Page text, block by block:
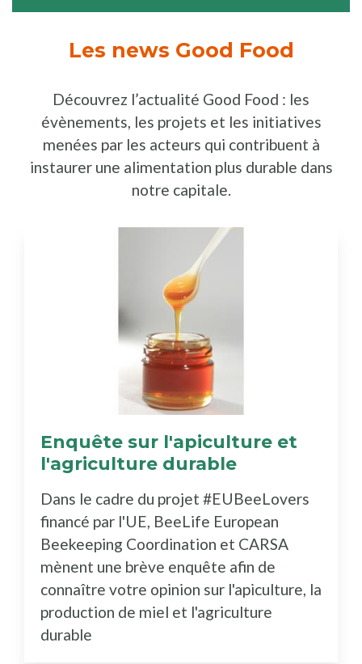
Les news Good Food
Découvrez l’actualité Good Food : les
évènements, les projets et les initiatives
menées par les acteurs qui contribuent à
instaurer une alimentation plus durable dans
notre capitale.
Enquête sur l'apiculture et
l'agriculture durable
Dans le cadre du projet #EUBeeLovers
financé par l'UE, BeeLife European
Beekeeping Coordination et CARSA
mènent une brève enquête afin de
connaître votre opinion sur l'apiculture, la
production de miel et l'agriculture
durable